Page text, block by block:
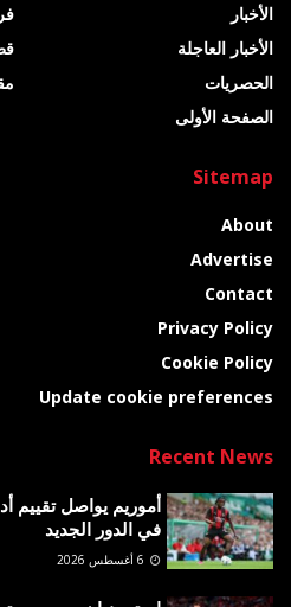
الأخبار
الأخبار العاجلة
الحصريات
الصفحة الأولى
Sitemap
About
Advertise
Contact
Privacy Policy
Cookie Policy
Update cookie preferences
Recent News
أموريم يواصل تقييم
في الدور الجديد